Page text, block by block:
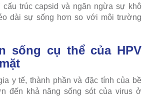
cấu trúc capsid và ngăn ngừa sự khô
dài sự sống hơn so với môi trường
sống cụ thể của HPV
y tế, thành phần và đặc tính của bề
đến khả năng sống sót của virus ở